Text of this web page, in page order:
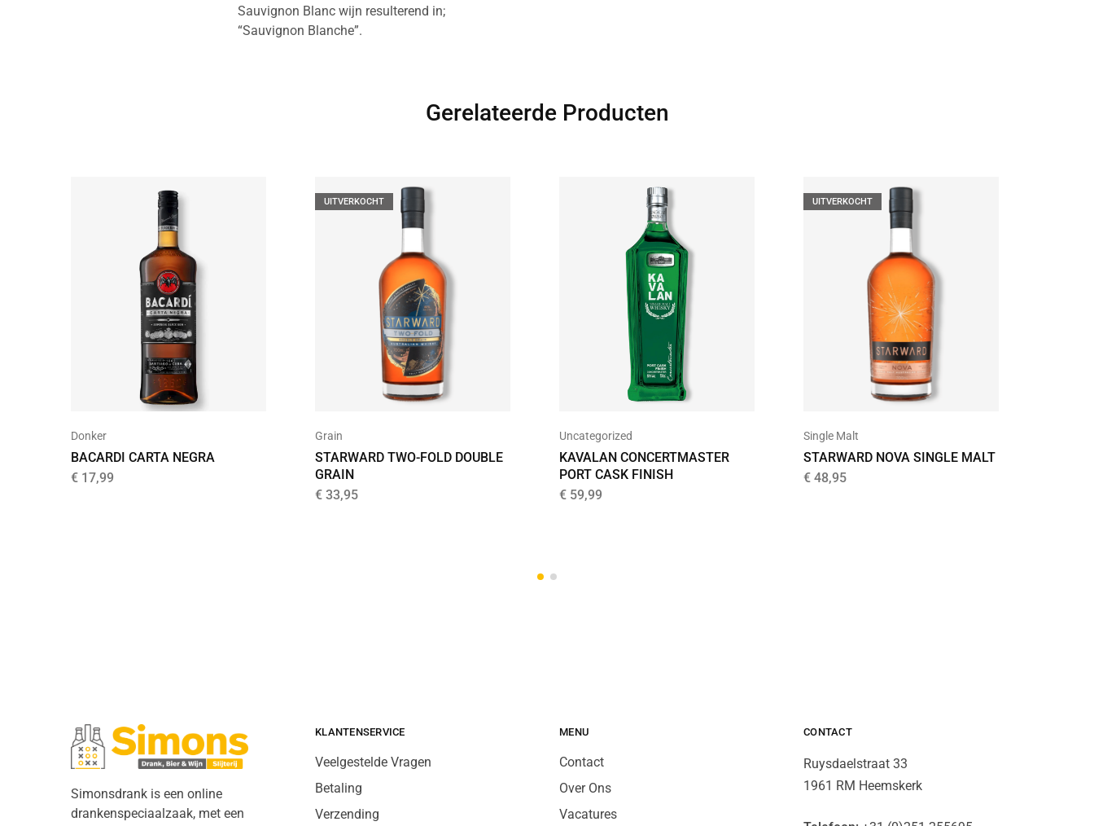
Sauvignon Blanc wijn resulterend in;
“Sauvignon Blanche”.
Gerelateerde Producten
Donker
BACARDI CARTA NEGRA
€ 17,99
UITVERKOCHT
Grain
STARWARD TWO-FOLD DOUBLE
GRAIN
€ 33,95
Uncategorized
KAVALAN CONCERTMASTER
PORT CASK FINISH
€ 59,99
UITVERKOCHT
Single Malt
STARWARD NOVA SINGLE MALT
€ 48,95
Simonsdrank is een online
drankenspeciaalzaak, met een
KLANTENSERVICE
Veelgestelde Vragen
Betaling
Verzending
MENU
Contact
Over Ons
Vacatures
CONTACT
Ruysdaelstraat 33
1961 RM Heemskerk